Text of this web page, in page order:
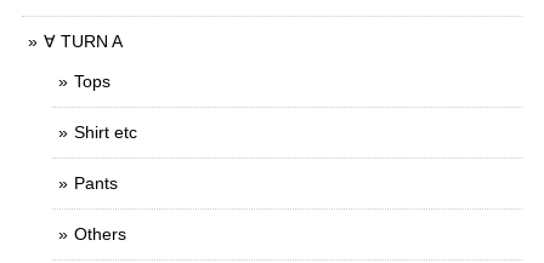
∀ TURN A
Tops
Shirt etc
Pants
Others